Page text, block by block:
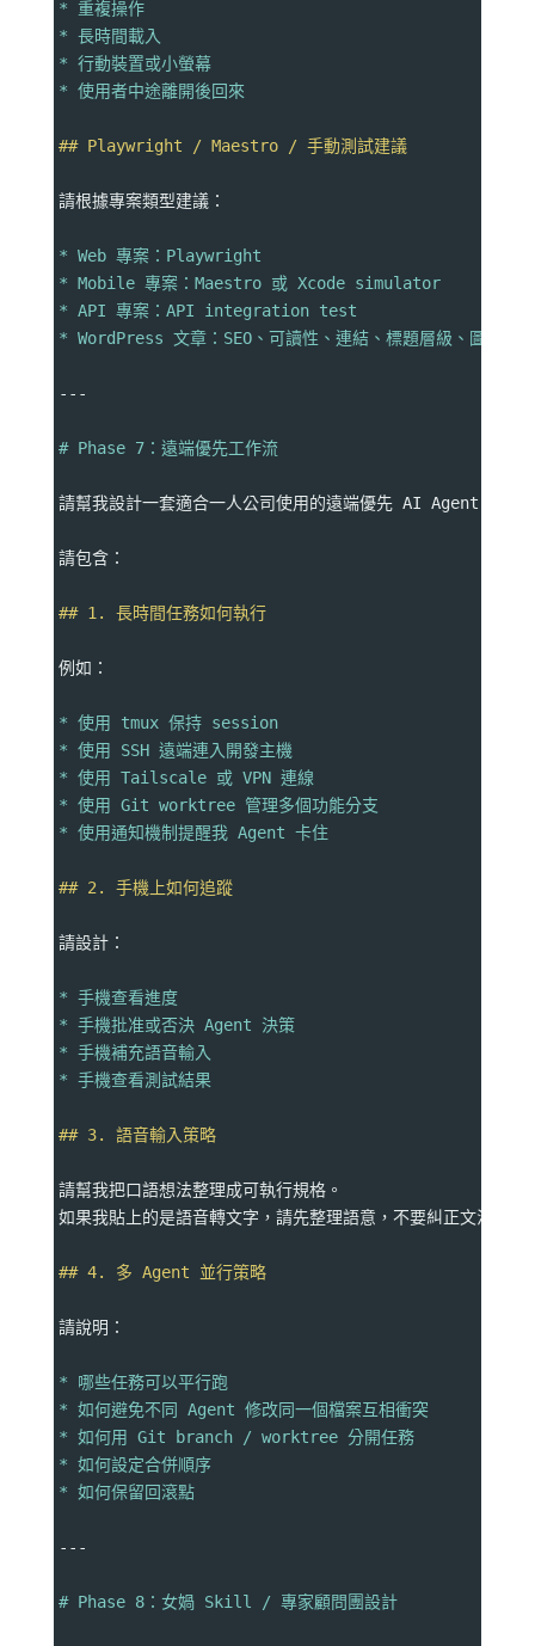
* 重複操作
* 長時間載入
* 行動裝置或小螢幕
* 使用者中途離開後回來
## Playwright / Maestro / 手動測試建議
請根據專案類型建議：
* Web 專案：Playwright
* Mobile 專案：Maestro 或 Xcode simulator
* API 專案：API integration test
* WordPress 文章：SEO、可讀性、連結、標題層級、圖片
---
# Phase 7：遠端優先工作流
請幫我設計一套適合一人公司使用的遠端優先 AI Agent 工作
請包含：
## 1. 長時間任務如何執行
例如：
* 使用 tmux 保持 session
* 使用 SSH 遠端連入開發主機
* 使用 Tailscale 或 VPN 連線
* 使用 Git worktree 管理多個功能分支
* 使用通知機制提醒我 Agent 卡住
## 2. 手機上如何追蹤
請設計：
* 手機查看進度
* 手機批准或否決 Agent 決策
* 手機補充語音輸入
* 手機查看測試結果
## 3. 語音輸入策略
請幫我把口語想法整理成可執行規格。
如果我貼上的是語音轉文字，請先整理語意，不要糾正文法而忽
## 4. 多 Agent 並行策略
請說明：
* 哪些任務可以平行跑
* 如何避免不同 Agent 修改同一個檔案互相衝突
* 如何用 Git branch / worktree 分開任務
* 如何設定合併順序
* 如何保留回滾點
---
# Phase 8：女媧 Skill / 專家顧問團設計